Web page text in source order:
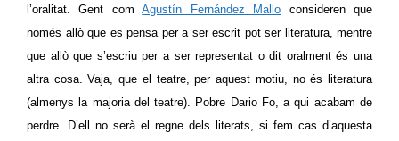
l’oralitat.Gent comAgustín Fernández Mallo consideren que
només allò que es pensa per a ser escrit pot ser literatura, mentre
que allò que s’escriu per a ser representat o dit oralmentés una
altra cosa. Vaja, que el teatre, per aquest motiu, no és literatura
(almenys la majoria del teatre). Pobre Dario Fo, a qui acabam de
perdre. D’ell no serà el regne dels literats, si fem cas d’aquesta